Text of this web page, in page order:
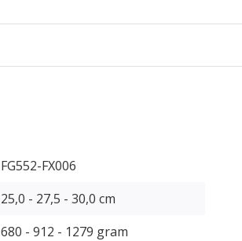
FG552-FX006
25,0 - 27,5 - 30,0 cm
680 - 912 - 1279 gram